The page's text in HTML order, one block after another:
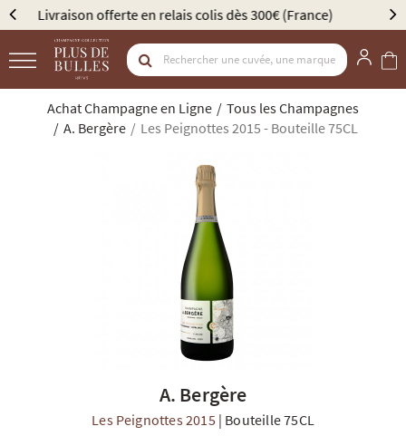
Élu Meilleur Caviste Champagne par Gault & Millau
Achat Champagne en Ligne
Tous les Champagnes
A. Bergère
Les Peignottes 2015 - Bouteille 75CL
A. Bergère
Les Peignottes 2015 | Bouteille 75CL